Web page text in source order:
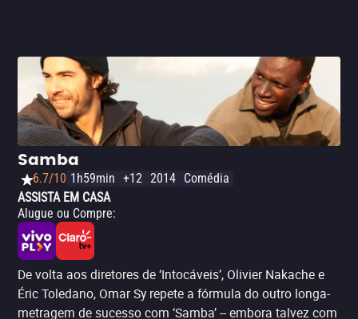
Samba
6.7/10 1h59min +12 2014 Comédia
ASSISTA EM CASA
Alugue ou Compre:
De volta aos diretores de ‘Intocáveis’, Olivier Nakache e
Éric Toledano, Omar Sy repete a fórmula do outro longa-
metragem de sucesso com ‘Samba’ -- embora talvez com